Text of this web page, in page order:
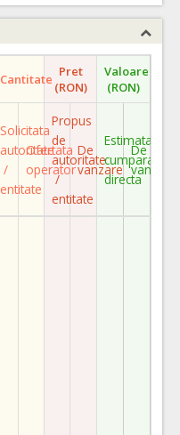
Cantitate Pret
(RON)
Valoare
(RON)
Solicitata
autoritate
/
entitate
Ofertata
operator
Propus
de
autoritate
/
entitate
De
vanzare
Estimata
cumparare
directa
De
vanzare